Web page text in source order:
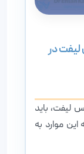
در
لیفت، باید
این موارد به